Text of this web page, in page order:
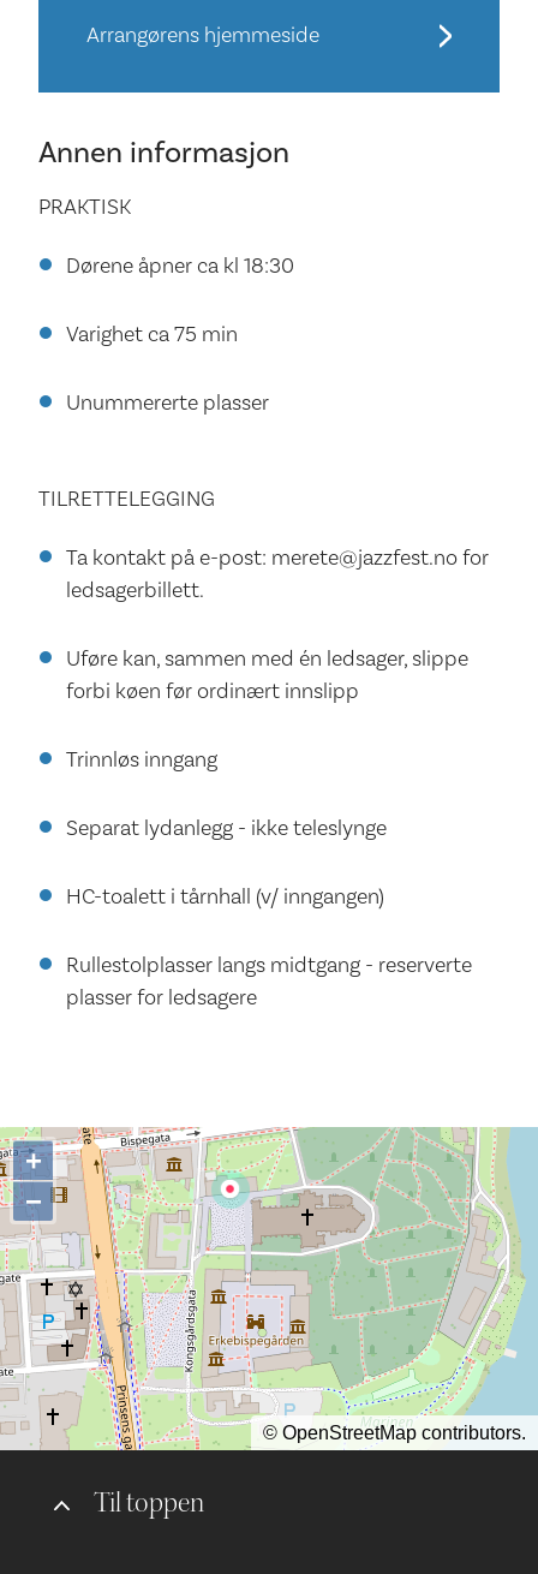
Arrangørens hjemmeside
Annen informasjon
PRAKTISK
Dørene åpner ca kl 18:30
Varighet ca 75 min
Unummererte plasser
TILRETTELEGGING
Ta kontakt på e-post: merete@jazzfest.no for
ledsagerbillett.
Uføre kan, sammen med én ledsager, slippe
forbi køen før ordinært innslipp
Trinnløs inngang
Separat lydanlegg - ikke teleslynge
HC-toalett i tårnhall (v/ inngangen)
Rullestolplasser langs midtgang - reserverte
plasser for ledsagere
Til toppen
+
−
© OpenStreetMap contributors.